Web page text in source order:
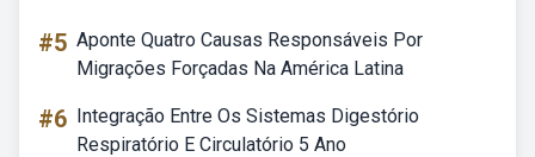
#5 Aponte Quatro Causas Responsáveis Por
Migrações Forçadas Na América Latina
#6 Integração Entre Os Sistemas Digestório
Respiratório E Circulatório 5 Ano